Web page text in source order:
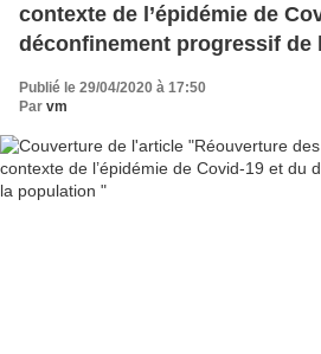
contexte de l’épidémie de
déconfinement progressif de
Publié le 29/04/2020 à 17:50
Par vm